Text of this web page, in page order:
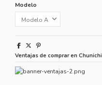
Modelo
Ventajas de comprar en